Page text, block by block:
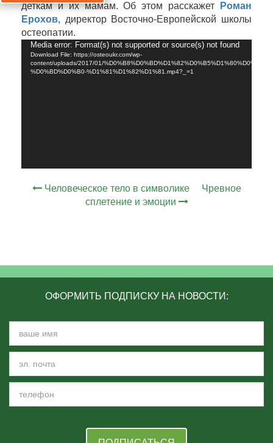
деткам и их мамам. Об этом расскажет
Роман
Ерохов, директор Восточно-Европейской школы
остеопатии.
Video
Player
Media error: Format(s) not supported or source(s) not found
Download File: https://osteoukr.com/wp-
content/uploads/2017/01/
%D0%BD%D0%B0-%D1%81%D1%82%D1%81.mp4?_=1
Человеческое тело в символике
Чревное
сплетение и эмоции
ОФОРМИТЬ ПОДПИСКУ НА НОВОСТИ: